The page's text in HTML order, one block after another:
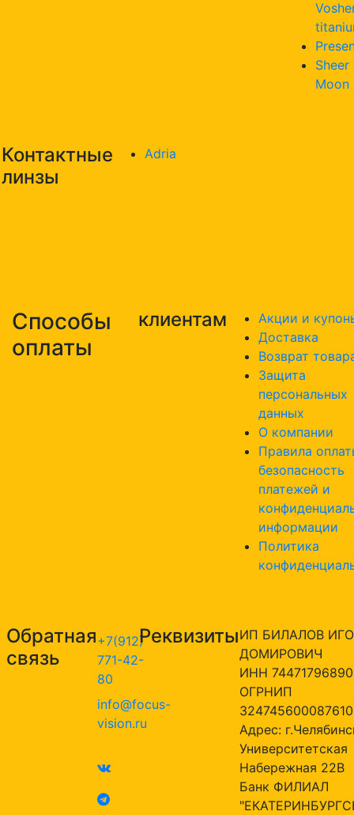
Sheer
Moon
Контактные
линзы
Adria
Способы
оплаты
клиентам
Акции и
Доставка
Возврат
Защита
персональных
данных
О компании
Правила
безопасность
платежей и
информации
Политика
Обратная
связь
+7(912)
771-42-
80
info@focus-
vision.ru
РеквизитыИП БИЛАЛОВ
ДОМИРОВИЧ
ИНН
ОГРНИП
324745600087610
Адрес:
Университетская
Набережная 22В
Банк ФИЛИАЛ